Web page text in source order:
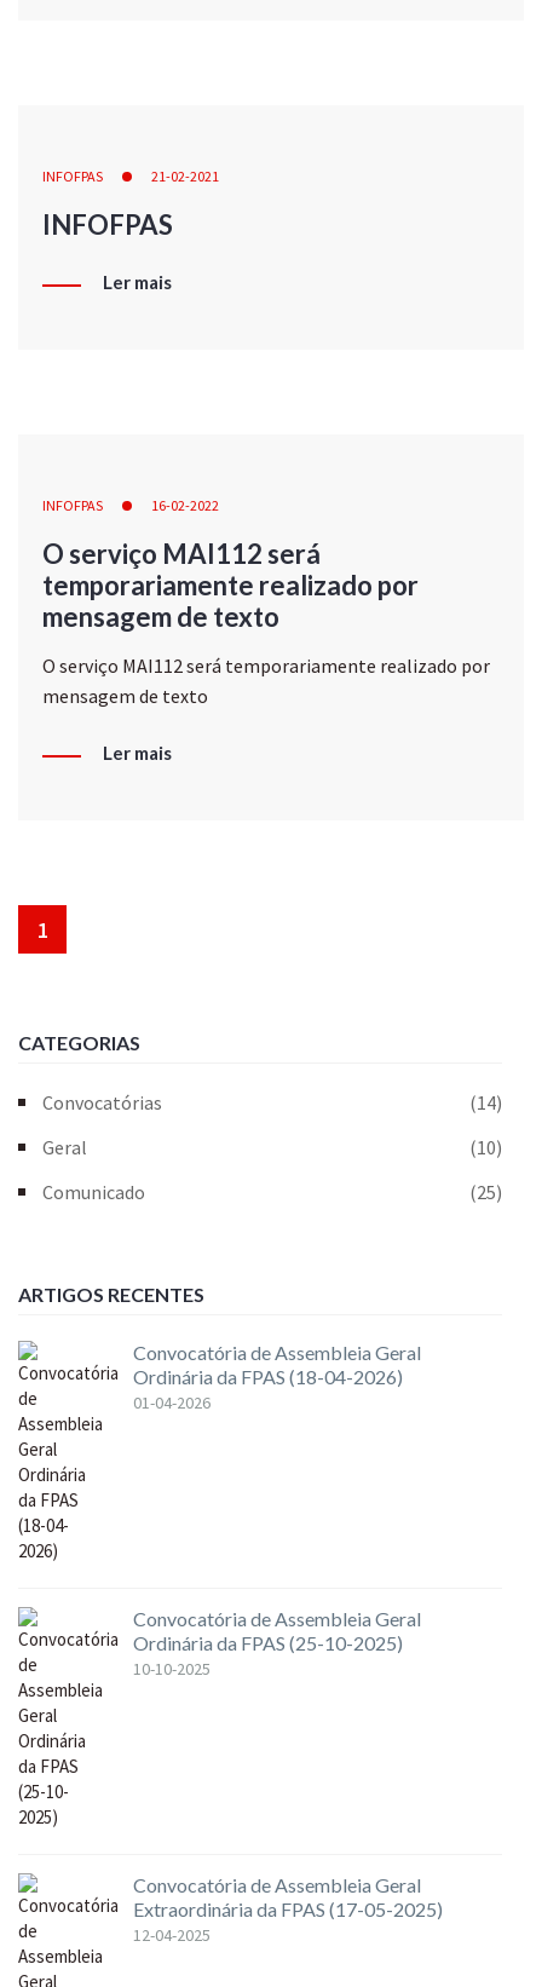
INFOFPAS 21-02-2021
INFOFPAS
Ler mais
INFOFPAS 16-02-2022
O serviço MAI112 será
temporariamente realizado por
mensagem de texto
O serviço MAI112 será temporariamente realizado por
mensagem de texto
Ler mais
1
CATEGORIAS
Convocatórias
(14)
Geral
(10)
Comunicado
(25)
ARTIGOS RECENTES
Convocatória de Assembleia Geral
Ordinária da FPAS (18-04-2026)
01-04-2026
Convocatória de Assembleia Geral
Ordinária da FPAS (25-10-2025)
10-10-2025
Convocatória de Assembleia Geral
Extraordinária da FPAS (17-05-2025)
12-04-2025